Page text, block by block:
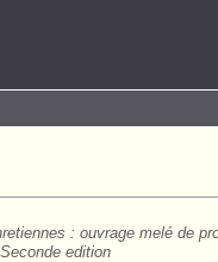
: ouvrage melé de
edition